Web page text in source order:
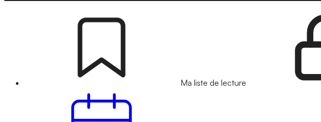
Ma liste de lecture